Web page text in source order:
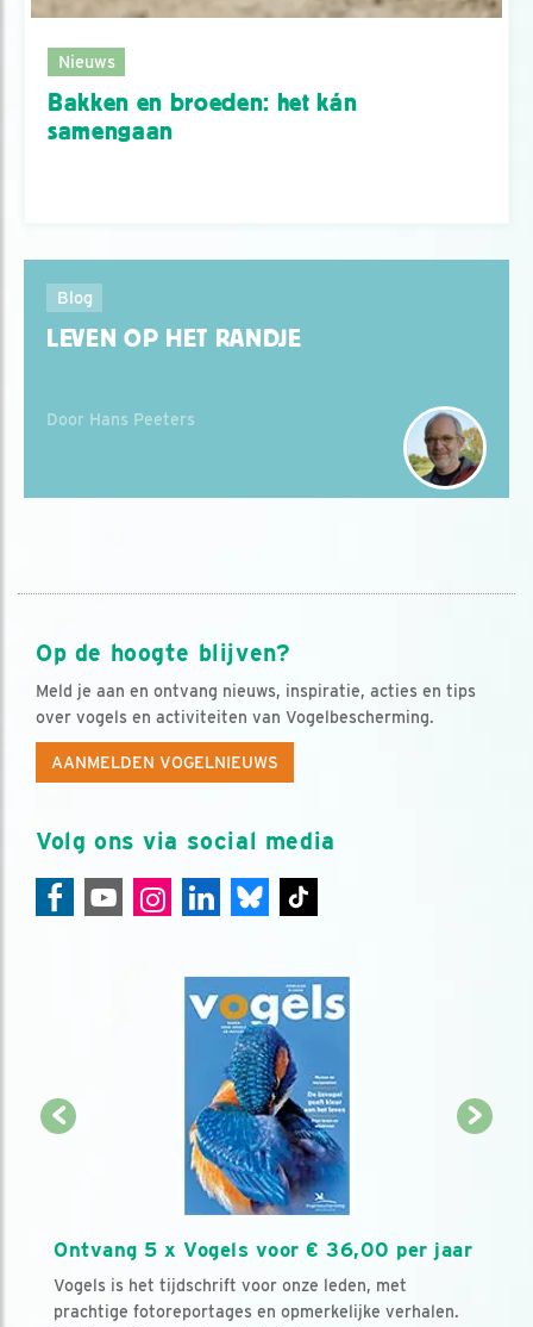
Nieuws
Bakken en broeden: het kán
samengaan
Blog
LEVEN OP HET RANDJE
Door Hans Peeters
Op de hoogte blijven?
Meld je aan en ontvang nieuws, inspiratie, acties en tips
over vogels en activiteiten van Vogelbescherming.
AANMELDEN VOGELNIEUWS
Volg ons via social media
Ontvang 5 x Vogels voor € 36,00 per jaar
Vogels is het tijdschrift voor onze leden, met
prachtige fotoreportages en opmerkelijke verhalen.